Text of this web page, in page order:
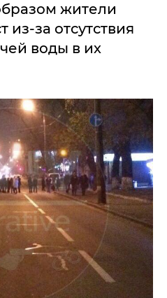
жители
за отсутствия
воды в их